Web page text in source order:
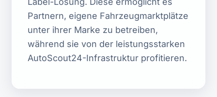
Partnern, eigene Fahrzeugmarktplätze
unter ihrer Marke zu betreiben,
während sie von der leistungsstarken
AutoScout24-Infrastruktur profitieren.